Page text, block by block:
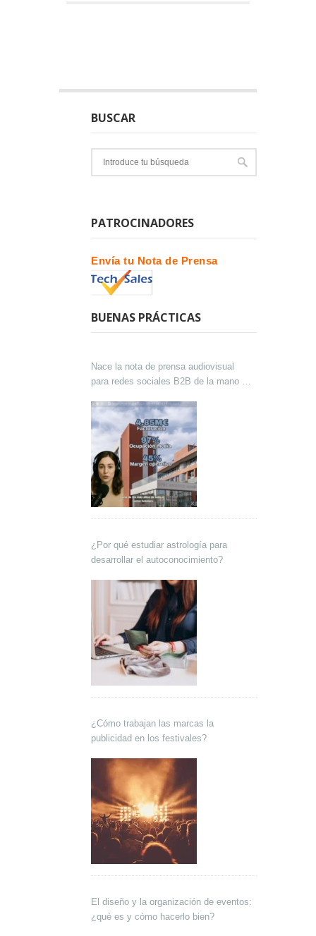
BUSCAR
PATROCINADORES
Envía tu Nota de Prensa
BUENAS PRÁCTICAS
Nace la nota de prensa audiovisual
para redes sociales B2B de la mano de
¿Por qué estudiar astrología para
desarrollar el autoconocimiento?
¿Cómo trabajan las marcas la
publicidad en los festivales?
El diseño y la organización de eventos:
¿qué es y cómo hacerlo bien?